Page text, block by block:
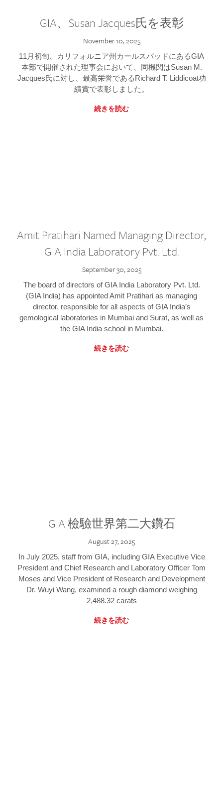
GIA、Susan Jacques氏を表彰
November 10, 2025
11月初旬、カリフォルニア州カールスバッドにあるGIA
本部で開催された理事会において、同機関はSusan M.
Jacques氏に対し、最高栄誉であるRichard T. Liddicoat功
績賞で表彰しました。
続きを読む
Amit Pratihari Named Managing Director,
GIA India Laboratory Pvt. Ltd.
September 30, 2025
The board of directors of GIA India Laboratory Pvt. Ltd.
(GIA India) has appointed Amit Pratihari as managing
director, responsible for all aspects of GIA India’s
gemological laboratories in Mumbai and Surat, as well as
the GIA India school in Mumbai.
続きを読む
GIA 檢驗世界第二大鑽石
August 27, 2025
In July 2025, staff from GIA, including GIA Executive Vice
President and Chief Research and Laboratory Officer Tom
Moses and Vice President of Research and Development
Dr. Wuyi Wang, examined a rough diamond weighing
2,488.32 carats
続きを読む